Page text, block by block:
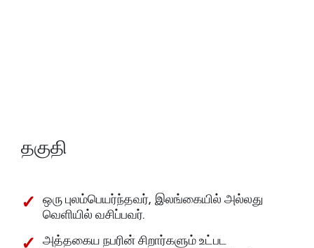
தகுதி
ஒரு புலம்பெயர்ந்தவர், இலங்கையில் அல்லது
வெளியில் வசிப்பவர்.
அத்தகைய நபரின் சிறார்களும் உட்பட